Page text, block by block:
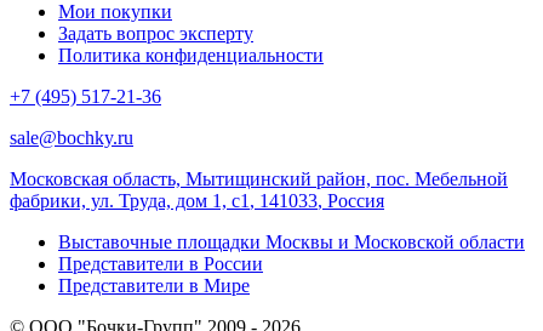
Мои покупки
Задать вопрос эксперту
Политика конфиденциальности
+7 (495) 517-21-36
sale@bochky.ru
Московская область, Мытищинский район, пос. Мебельной
фабрики, ул. Труда, дом 1, с1, 141033, Россия
Выставочные площадки Москвы и Московской области
Представители в России
Представители в Мире